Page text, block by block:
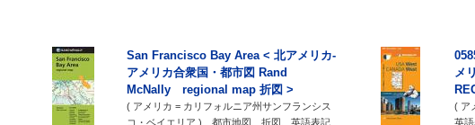
San Francisco Bay Area < 北アメリカ-
アメリカ合衆国・都市図 Rand
McNally regional map 折図 >
( アメリカ = カリフォルニア州サンフランシス
コ・ベイエリア ) 都市地図、折図、英語表記
メ
( ア
英